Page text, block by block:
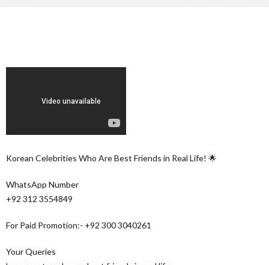
Korean Celebrities Who Are Best Friends in Real Life! 🌟
WhatsApp Number
+92 312 3554849
For Paid Promotion:- +92 300 3040261
Your Queries